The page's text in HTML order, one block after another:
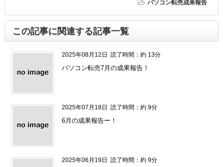
パソコン転売成果報告
この記事に関連する記事一覧
2025年08月12日 読了時間：約 13分
パソコン転売7月の成果報告！
2025年07月18日 読了時間：約 9分
6月の成果報告ー！
2025年06月19日 読了時間：約 9分